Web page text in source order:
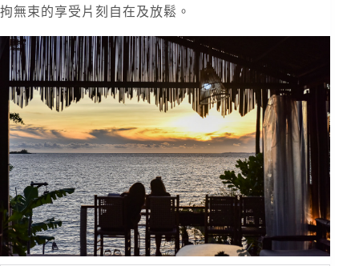
拘無束的享受片刻自在及放鬆。